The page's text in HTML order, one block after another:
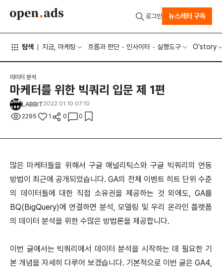
탐색 지금, 마케팅 흐름과 판단 인사이터 실행도구 O'story
로그인 뉴스레터 구독
데이터 분석
마케터를 위한 빅쿼리 입문 제 1편
LABBIT2022.01.10 07:10
2295 1 0 0
많은 마케터들을 위해서 구글 애널리틱스와 구글 빅쿼리의 연동
방법이 최근에 공개되었습니다. GA의 전체 이벤트 히트 단위 수준
의 데이터들에 대한 직접 소유권을 제공하는 것 외에도, GA를
BQ(BigQuery)에 연결하면 분석, 모델링 및 우리 온라인 플랫폼
의 데이터 분석을 위한 수많은 방법론을 제공합니다.
이번 글에서는 빅쿼리에서 데이터 분석을 시작하는 데 필요한 기
본 개념을 자세히 다루어 보겠습니다. 기본적으로 이번 글은 GA4,